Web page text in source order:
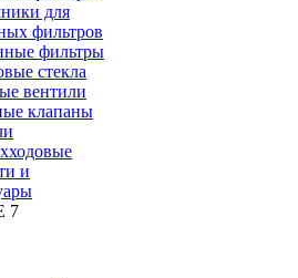
для
фильтров
фильтры
стекла
вентили
клапаны
и
7